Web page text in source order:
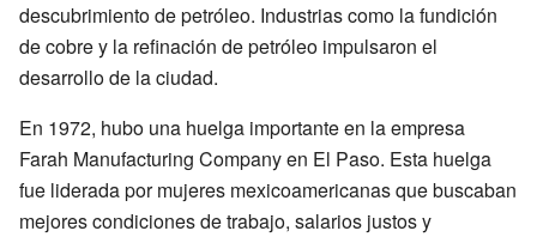
descubrimiento de petróleo. Industrias como la fundición
de cobre y la refinación de petróleo impulsaron el
desarrollo de la ciudad.
En 1972, hubo una huelga importante en la empresa
Farah Manufacturing Company en El Paso. Esta huelga
fue liderada por mujeres mexicoamericanas que buscaban
mejores condiciones de trabajo, salarios justos y